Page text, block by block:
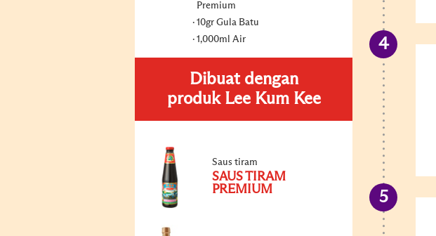
Premium
10gr Gula Batu
1,000ml Air
Dibuat dengan
produk Lee Kum Kee
Saus tiram
SAUS TIRAM
PREMIUM